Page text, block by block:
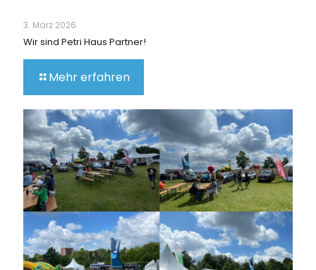
3. März 2026
Wir sind Petri Haus Partner!
Mehr erfahren